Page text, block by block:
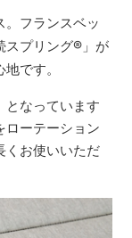
。フランスベッ
スプリング® 」が
です。
となっています
ローテーション
くお使いいただ